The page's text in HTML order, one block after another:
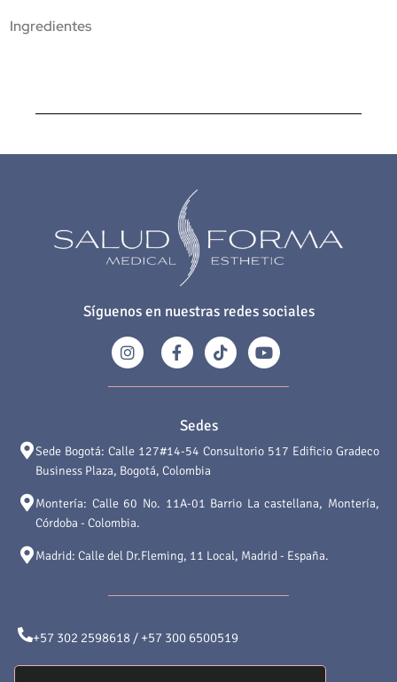
Ingredientes
Síguenos en nuestras redes sociales
Sedes
Sede Bogotá: Calle 127#14-54 Consultorio 517 Edificio Gradeco
Business Plaza, Bogotá, Colombia
Montería: Calle 60 No. 11A-01 Barrio La castellana, Montería,
Córdoba - Colombia.
Madrid: Calle del Dr.Fleming, 11 Local, Madrid - España.
+57 302 2598618 / +57 300 6500519